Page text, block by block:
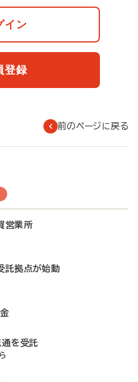
イン
登録
前のページに戻る
営業所
託拠点が始動
通を受託